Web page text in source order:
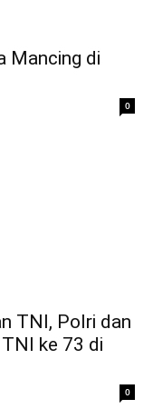
Mancing di
0
TNI, Polri dan
ke 73 di
0